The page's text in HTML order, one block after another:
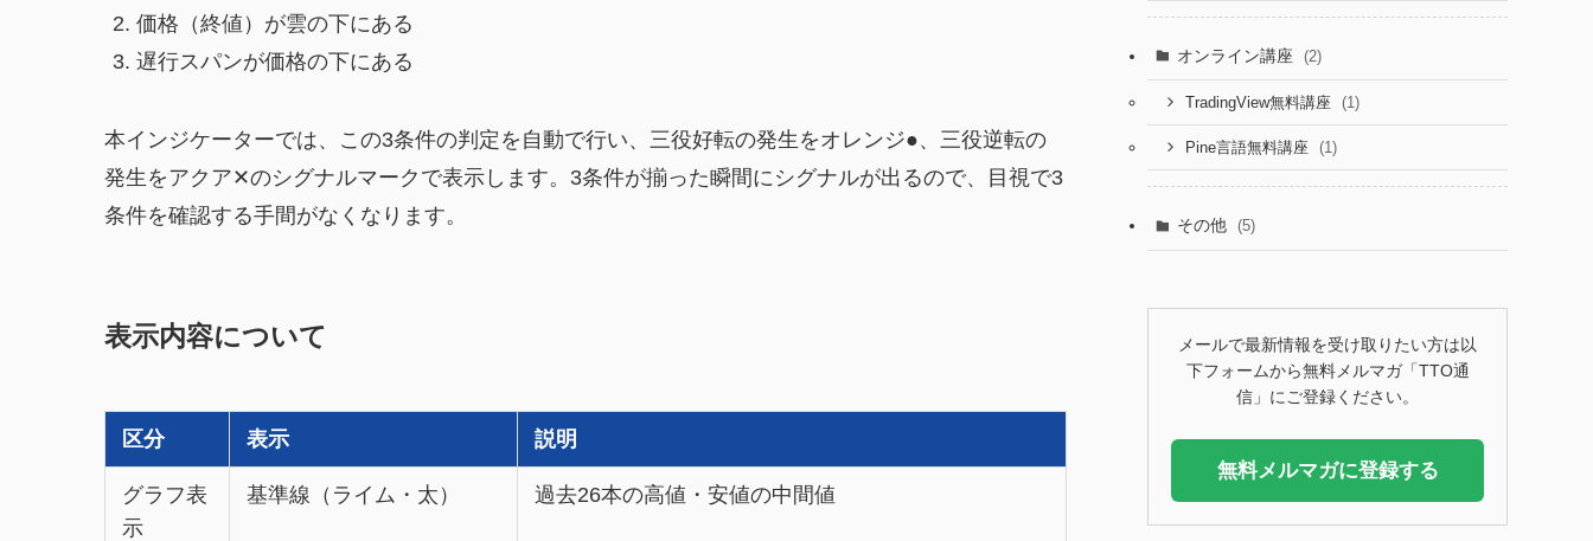
価格（終値）が雲の下にある
遅行スパンが価格の下にある
本インジケーターでは、この3条件の判定を自動で行い、三役好転の発生をオレンジ●、三役逆転の
発生をアクア✕のシグナルマークで表示します。3条件が揃った瞬間にシグナルが出るので、目視で3
条件を確認する手間がなくなります。
表示内容について
区分 表示 説明
グラフ表
示
基準線（ライム・太） 過去26本の高値・安値の中間値
オンライン講座 (2)
TradingView無料講座 (1)
Pine言語無料講座 (1)
その他 (5)
メールで最新情報を受け取りたい方は以
下フォームから無料メルマガ「TTO通
信」にご登録ください。
無料メルマガに登録する